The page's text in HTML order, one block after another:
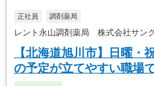
正社員 調剤薬局
レント永山調剤薬局 株式会社サン
【北海道旭川市】日曜
の予定が立てやすい職場